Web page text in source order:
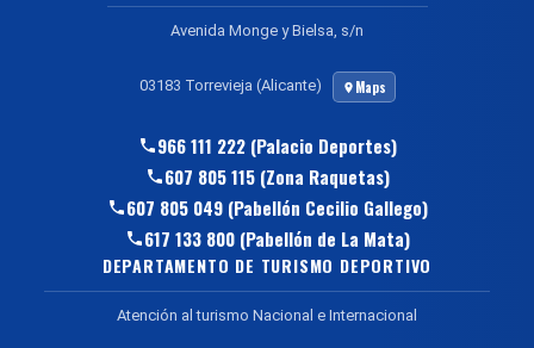
Avenida Monge y Bielsa, s/n
03183 Torrevieja (Alicante) Maps
966 111 222 (Palacio Deportes)
607 805 115 (Zona Raquetas)
607 805 049 (Pabellón Cecilio Gallego)
617 133 800 (Pabellón de La Mata)
DEPARTAMENTO DE TURISMO DEPORTIVO
Atención al turismo Nacional e Internacional